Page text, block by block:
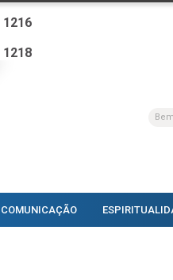
1216
1218
COMUNICAÇÃO